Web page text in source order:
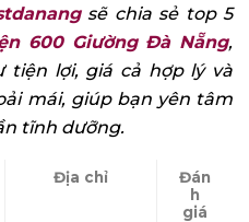
sẽ chia sẻ top 5
600 Giường Đà Nẵng,
tiện lợi, giá cả hợp lý và
mái, giúp bạn yên tâm
tĩnh dưỡng.
Địa chỉ
Đán
h
giá